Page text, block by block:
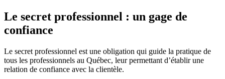
Le secret professionnel : un gage de
confiance
Le secret professionnel est une obligation qui guide la pratique de
tous les professionnels au Québec, leur permettant d’établir une
relation de confiance avec la clientèle.